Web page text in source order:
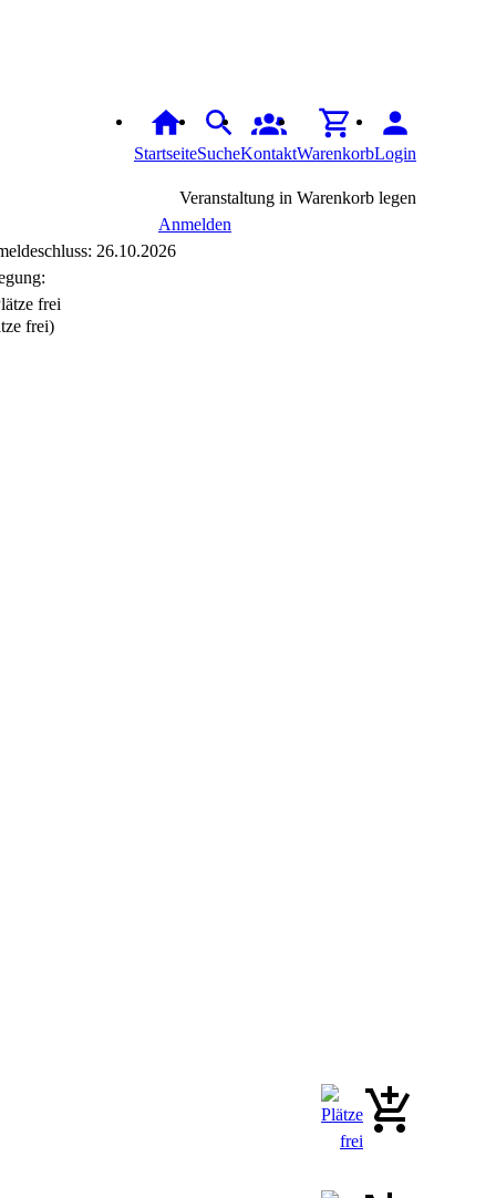
StartseiteSucheKontaktWarenkorbLogin
Veranstaltung in Warenkorb legen
Anmelden
26.10.2026
frei)